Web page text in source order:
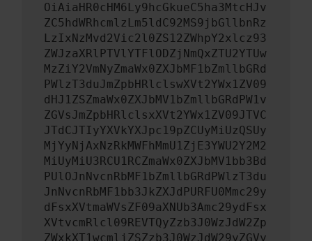
OiAiaHR0cHM6Ly9hcGkueC5ha3MtcHJv
ZC5hdWRhcmlzLm5ldC92MS9jbGllbnRz
LzIxNzMvd2Vic2l0ZS12ZWhpY2xlcz93
ZWJzaXRlPTVlYTFlODZjNmQxZTU2YTUw
MzZiY2VmNyZmaWx0ZXJbMF1bZmllbGRd
PWlzT3duJmZpbHRlclswXVt2YWx1ZV09
dHJ1ZSZmaWx0ZXJbMV1bZmllbGRdPW1v
ZGVsJmZpbHRlclsxXVt2YWx1ZV09JTVC
JTdCJTIyYXVkYXJpc19pZCUyMiUzQSUy
MjYyNjAxNzRkMWFhMmU1ZjE3YWU2Y2M2
MiUyMiU3RCU1RCZmaWx0ZXJbMV1bb3Bd
PUlOJnNvcnRbMF1bZmllbGRdPWlzT3du
JnNvcnRbMF1bb3JkZXJdPURFU0Mmc29y
dFsxXVtmaWVsZF09aXNUb3Amc29ydFsx
XVtvcmRlcl09REVTQyZzb3J0WzJdW2Zp
ZWxkXT1wcmljZSZzb3J0WzJdW29yZGVy